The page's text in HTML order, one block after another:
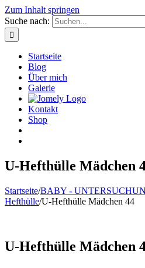
Zum Inhalt springen
Suche nach:
Startseite
Blog
Über mich
Galerie
Kontakt
Shop
U-Hefthülle Mädchen
Startseite/BABY -
Hefthülle/U-Hefthülle Mädchen 44
U-Hefthülle Mädchen